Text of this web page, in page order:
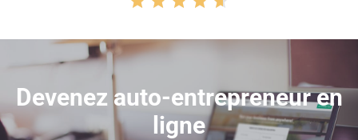
Devenez auto-entrepreneur en
ligne